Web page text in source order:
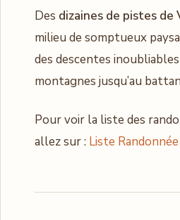
Des dizaines de pistes de
milieu de somptueux
des descentes
montagnes jusqu’au
Pour voir la liste des
allez sur : Liste